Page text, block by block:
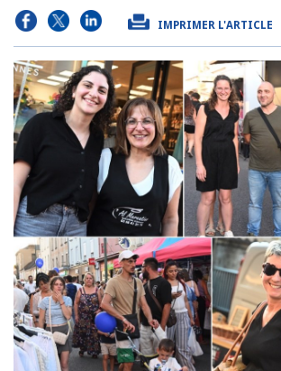
IMPRIMER L'ARTICLE